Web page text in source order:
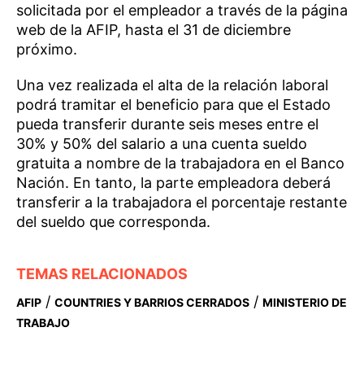
solicitada por el empleador a través de la página
web de la AFIP, hasta el 31 de diciembre
próximo.
Una vez realizada el alta de la relación laboral
podrá tramitar el beneficio para que el Estado
pueda transferir durante seis meses entre el
30% y 50% del salario a una cuenta sueldo
gratuita a nombre de la trabajadora en el Banco
Nación. En tanto, la parte empleadora deberá
transferir a la trabajadora el porcentaje restante
del sueldo que corresponda.
TEMAS RELACIONADOS
AFIP / COUNTRIES Y BARRIOS CERRADOS / MINISTERIO DE
TRABAJO